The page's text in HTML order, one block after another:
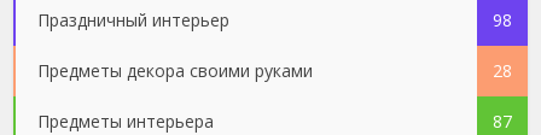
Праздничный интерьер 98
Предметы декора своими руками 28
Предметы интерьера 87